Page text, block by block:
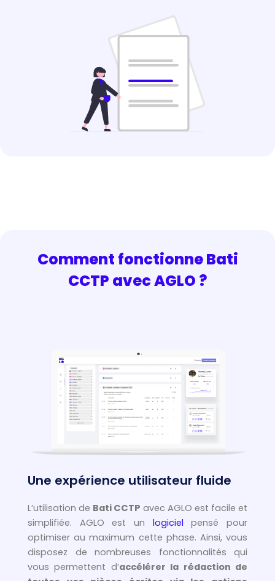
Comment fonctionne Bati
CCTP avec AGLO ?
Une expérience utilisateur fluide
L’utilisation de Bati CCTP avec AGLO est facile et
simplifiée. AGLO est un logiciel pensé pour
optimiser au maximum cette phase. Ainsi, vous
disposez de nombreuses fonctionnalités qui
vous permettent d’accélérer la rédaction de